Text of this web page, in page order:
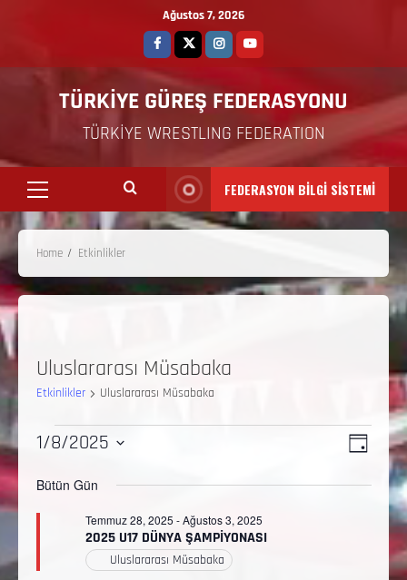
Ağustos 7, 2026
TÜRKİYE GÜREŞ FEDERASYONU
TÜRKİYE WRESTLING FEDERATION
FEDERASYON BİLGİ SİSTEMİ
Home Etkinlikler
Uluslararası Müsabaka
Etkinlikler Uluslararası Müsabaka
GÜN
1/8/2025
seç.
Bütün Gün
2025 U17 DÜNYA ŞAMPİYONASI
Temmuz 28, 2025 -Ağustos 3, 2025
Uluslararası Müsabaka